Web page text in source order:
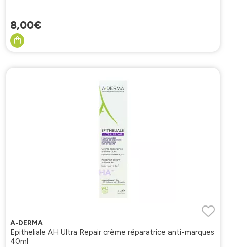
8,00€
A-DERMA
Epitheliale AH Ultra Repair crème réparatrice anti-marques
40ml